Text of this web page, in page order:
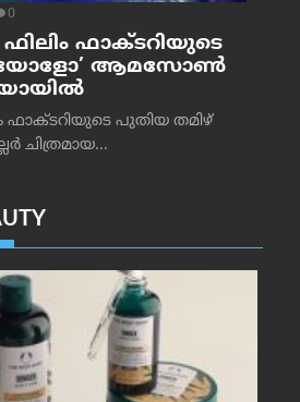
0
ഫിലിം ഫാക്ടറിയുടെ
‘യോളോ’ ആമസോൺ
ഫാക്ടറിയുടെ പുതിയ തമിഴ്
ചിത്രമായ...